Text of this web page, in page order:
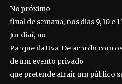
No próximo
final de semana, nos dias 9, 10 e
Jundiaí, no
Parque da Uva. De acordo com
de um evento privado
que pretende atrair um público